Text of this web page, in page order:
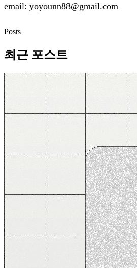
email: yoyounn88@gmail.com
Posts
최근 포스트